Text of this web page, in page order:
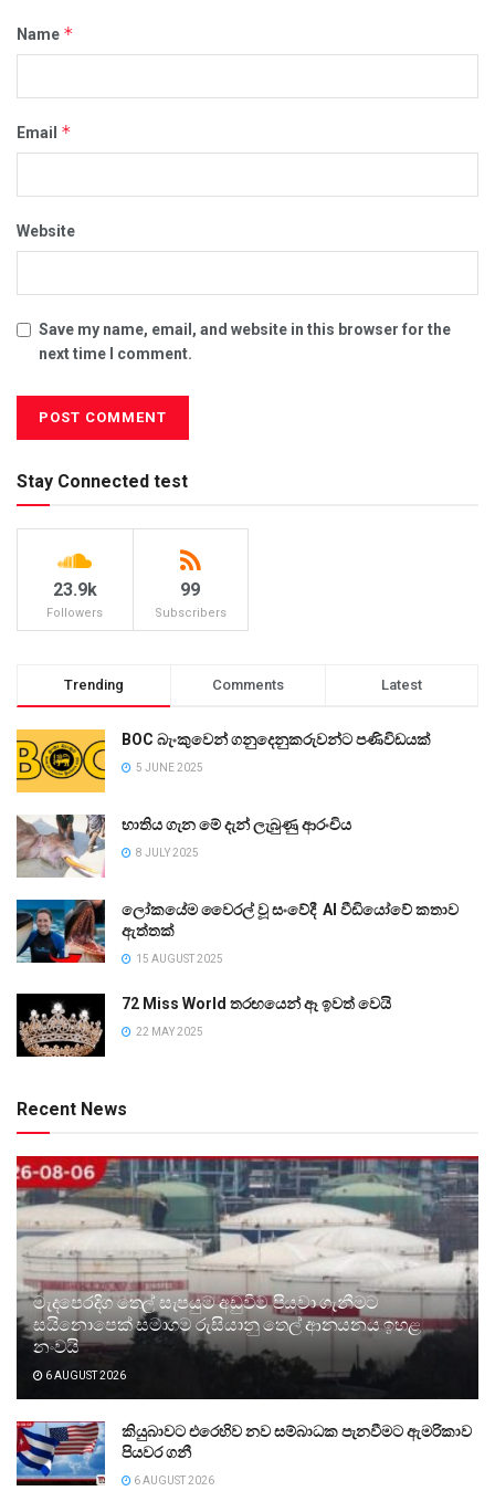
Name *
Email *
Website
Save my name, email, and website in this browser for the
next time I comment.
Stay Connected test
23.9k
Followers
99
Subscribers
Trending Comments Latest
BOC බැංකුවෙන් ගනුදෙනුකරුවන්ට පණිවිඩයක්
5 JUNE 2025
භාතිය ගැන මේ දැන් ලැබුණු ආරංචිය
8 JULY 2025
ලෝකයේම වෛරල් වූ සංවේදී AI වීඩියෝවේ කතාව
ඇත්තක්
15 AUGUST 2025
72 Miss World තරඟයෙන් ඈ ඉවත් වෙයි
22 MAY 2025
Recent News
මැදපෙරදිග තෙල් සැපයුම අඩුවීම පියවා ගැනීමට
සයිනොපෙක් සමාගම රුසියානු තෙල් ආනයනය ඉහළ
නංවයි
6 AUGUST 2026
කියුබාවට එරෙහිව නව සම්බාධක පැනවීමට ඇමරිකාව
පියවර ගනී
6 AUGUST 2026